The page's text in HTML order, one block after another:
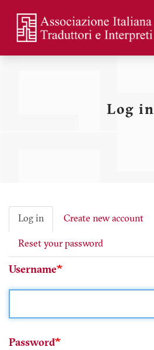
main
content
Log in
Primary
tabs
Log in Create new account
Reset your password
Username
Password